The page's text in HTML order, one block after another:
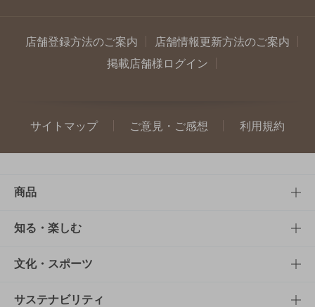
店舗登録方法のご案内
店舗情報更新方法のご案内
掲載店舗様ログイン
サイトマップ ご意見・ご感想 利用規約
商品
商品TOP
商品一覧
商品発売情報
知る・楽しむ
知る・楽しむTOP
キャンペーン
文化・スポーツ
文化・スポーツTOP
サステナビリティ